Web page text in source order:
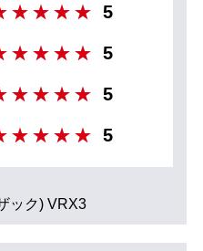
5
5
5
5
ック) VRX3